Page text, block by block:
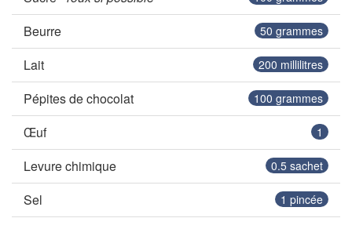
Beurre 50 grammes
Lait 200 millilitres
Pépites de chocolat 100 grammes
Œuf 1
Levure chimique 0.5 sachet
Sel 1 pincée